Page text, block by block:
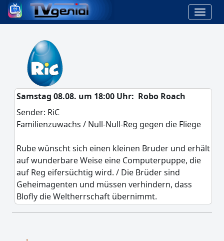
Samstag 08.08. um 18:00 Uhr: Robo Roach
Sender: RiC
Familienzuwachs / Null-Null-Reg gegen die Fliege
Rube wünscht sich einen kleinen Bruder und erhält
auf wunderbare Weise eine Computerpuppe, die
auf Reg eifersüchtig wird. / Die Brüder sind
Geheimagenten und müssen verhindern, dass
Blofly die Weltherrschaft übernimmt.